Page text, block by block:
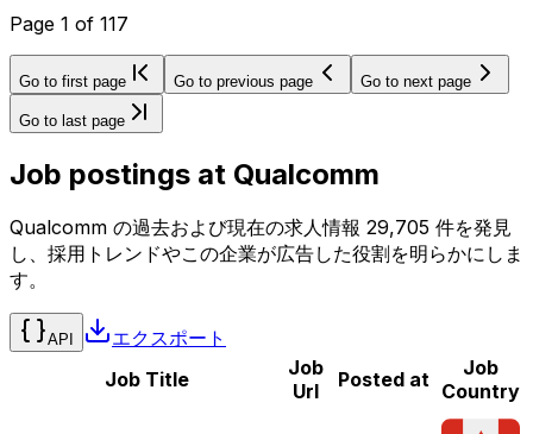
Page 1 of 117
Go to first page Go to previous page Go to next page
Go to last page
Job postings at Qualcomm
Qualcomm の過去および現在の求人情報 29,705 件を発見
し、採用トレンドやこの企業が広告した役割を明らかにしま
す。
API
エクスポート
Job Title
Job
Url
Posted at
Job
Country